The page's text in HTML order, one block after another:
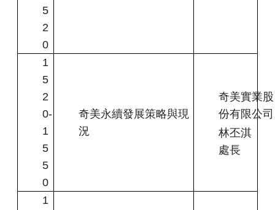
5
2
0
1
5
2
0-
1
5
5
0
奇美永續發展策略與現
況
奇美實業股
份有限公司
林丕淇
處長
1